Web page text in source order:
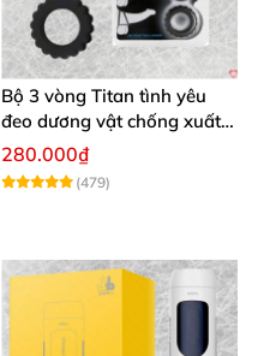
Bộ 3 vòng Titan tình yêu
đeo dương vật chống xuất
tinh sớm chất liệu silicon y
tế
280.000₫
(479)